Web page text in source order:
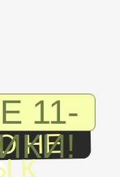
НЕ
К
11-